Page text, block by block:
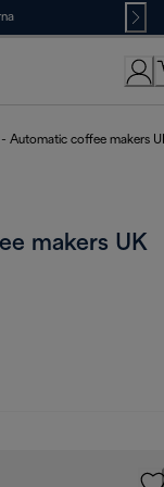
- Automatic coffee makers
makers UK